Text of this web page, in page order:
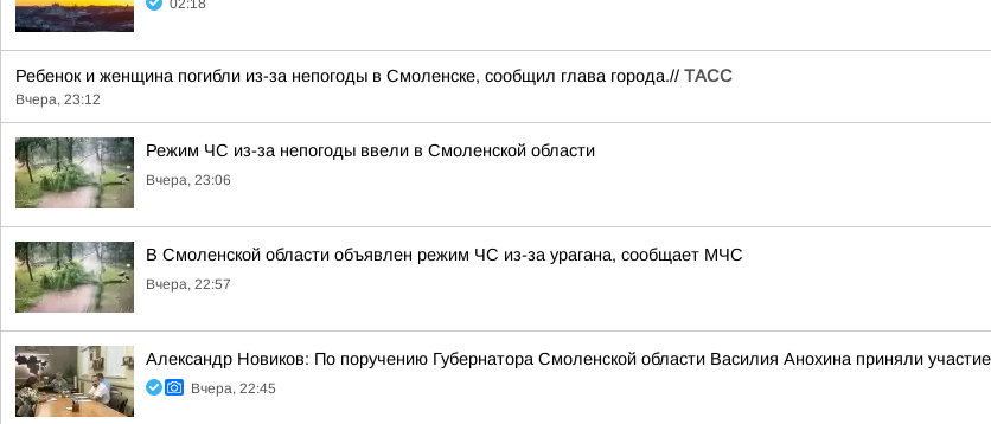
02:18
Ребенок и женщина погибли из-за непогоды в Смоленске, сообщил глава города.// ТАСС
Вчера, 23:12
Режим ЧС из-за непогоды ввели в Смоленской области
Вчера, 23:06
В Смоленской области объявлен режим ЧС из-за урагана, сообщает МЧС
Вчера, 22:57
Александр Новиков: По поручению Губернатора Смоленской области Василия Анохина приняли
Вчера, 22:45